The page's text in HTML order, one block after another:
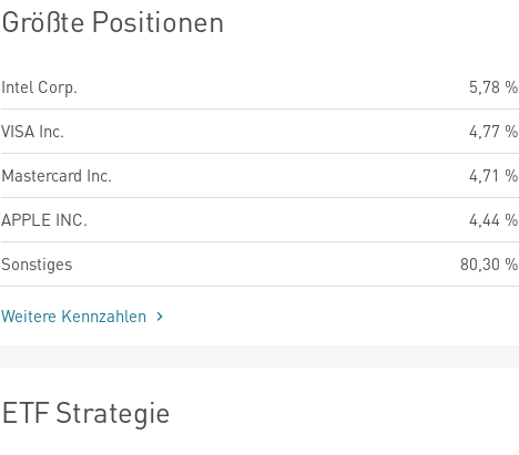
Größte Positionen
Intel Corp.
5,78 %
VISA Inc.
4,77 %
Mastercard Inc.
4,71 %
APPLE INC.
4,44 %
Sonstiges
80,30 %
Weitere Kennzahlen
ETF Strategie